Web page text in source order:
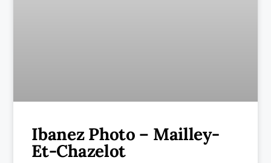
Ibanez Photo – Mailley-
Et-Chazelot